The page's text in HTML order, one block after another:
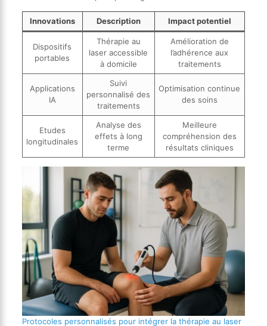
Innovations Description Impact potentiel
Dispositifs
portables
Thérapie au
laser accessible
à domicile
Amélioration de
l’adhérence aux
traitements
Applications
IA
Suivi
personnalisé des
traitements
Optimisation continue
des soins
Etudes
longitudinales
Analyse des
effets à long
terme
Meilleure
compréhension des
résultats cliniques
Protocoles personnalisés pour intégrer la thérapie au laser